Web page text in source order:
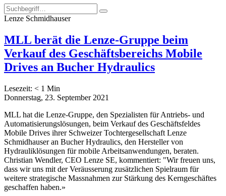
Lenze Schmidhauser
MLL berät die Lenze-Gruppe beim
Verkauf des Geschäftsbereichs Mobile
Drives an Bucher Hydraulics
Lesezeit: < 1 Min
Donnerstag, 23. September 2021
MLL hat die Lenze-Gruppe, den Spezialisten für Antriebs- und
Automatisierungslösungen, beim Verkauf des Geschäftsfeldes
Mobile Drives ihrer Schweizer Tochtergesellschaft Lenze
Schmidhauser an Bucher Hydraulics, den Hersteller von
Hydrauliklösungen für mobile Arbeitsanwendungen, beraten.
Christian Wendler, CEO Lenze SE, kommentiert: "Wir freuen uns,
dass wir uns mit der Veräusserung zusätzlichen Spielraum für
weitere strategische Massnahmen zur Stärkung des Kerngeschäftes
geschaffen haben.»